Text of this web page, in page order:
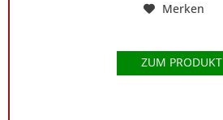
Merken
ZUM PRODUKT